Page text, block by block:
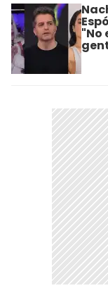
"No